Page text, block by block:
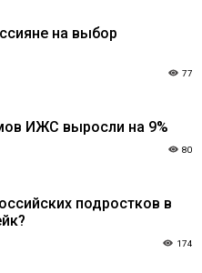
на выбор
77
ИЖС выросли на 9%
80
подростков в
174